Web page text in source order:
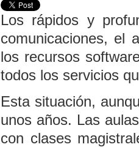
Los rápidos y
comunicaciones, el
los recursos
todos los servicios
Esta situación,
unos años. Las
con clases